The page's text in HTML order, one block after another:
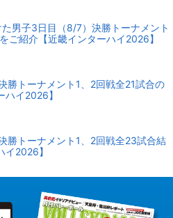
男子3日目（8/7）決勝トーナメント
ご紹介【近畿インターハイ2026】
勝トーナメント1、2回戦全21試合の
ハイ2026】
勝トーナメント1、2回戦全23試合結
イ2026】